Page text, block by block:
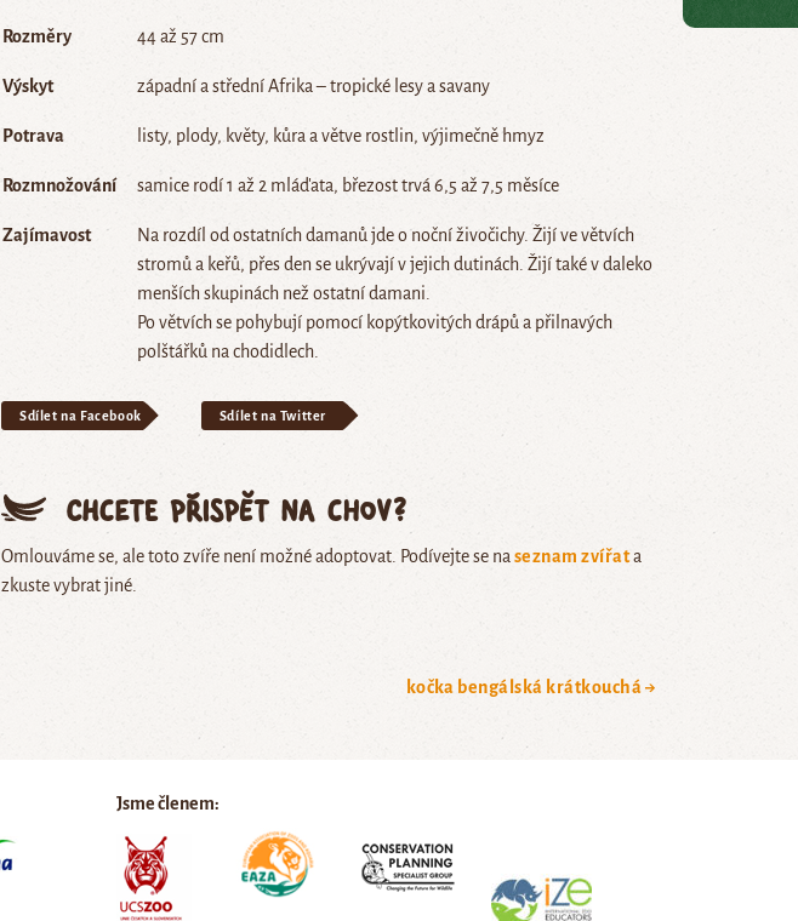
Rozměry 44 až 57 cm
Výskyt západní a střední Afrika – tropické lesy a savany
Potrava listy, plody, květy, kůra a větve rostlin, výjimečně hmyz
Rozmnožování samice rodí 1 až 2 mláďata, březost trvá 6,5 až 7,5 měsíce
Zajímavost
Na rozdíl od ostatních damanů jde o noční živočichy. Žijí ve větvích
stromů a keřů, přes den se ukrývají v jejich dutinách. Žijí také v daleko
menších skupinách než ostatní damani.
Po větvích se pohybují pomocí kopýtkovitých drápů a přilnavých
polštářků na chodidlech.
Sdílet na Facebook Sdílet na Twitter
Chcete přispět na chov?
Omlouváme se, ale toto zvíře není možné adoptovat. Podívejte se naseznam zvířata
zkuste vybrat jiné.
kočka bengálská krátkouchá →
Jsme členem: